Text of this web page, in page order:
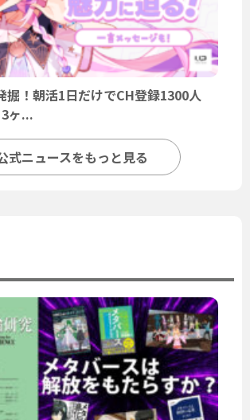
！朝活1日だけでCH登録1300人
ヶ...
式ニュースをもっと見る